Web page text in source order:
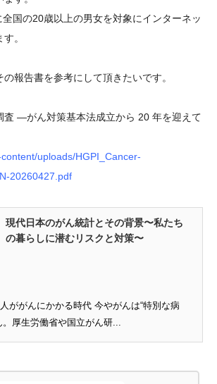
国の20歳以上の男女を対象にインターネッ
。
報告書を参考にして頂きたいです。
査 ―がん対策基本法成立から 20 年を迎えて
uploads/HGPI_Cancer-
20260427.pdf
現代日本のがん統計とその背景〜私たち
の暮らしに潜むリスクと対策〜
ががんにかかる時代 今やがんは“特別な病
厚生労働省や国立がん研...